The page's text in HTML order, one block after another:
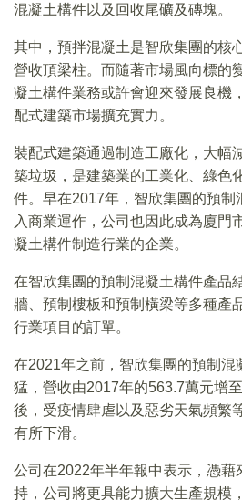
混凝土構件以及回收尾礦及磚塊。
其中，預拌混凝土是智欣集團的核
營收頂梁柱。而隨著市場風向標的
凝土構件業務或許會迎來發展良機
配式建築市場擴充實力。
裝配式建築通過制造工廠化，大幅
築垃圾，是建築業的工業化、綠色
件。早在2017年，智欣集團的預制
入商業運作，公司也因此成為廈門
凝土構件制造行業的企業。
在智欣集團的預制混凝土構件產品
牆、預制樓板和預制橫梁等多種產
行業項目的訂單。
在2021年之前，智欣集團的預制混
猛，營收由2017年的563.7萬元增
後，受疫情肆虐以及惡劣天氣頻繁
有所下滑。
公司在2022年半年報中表示，憑藉
持，公司將更具能力擴大生產規模